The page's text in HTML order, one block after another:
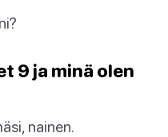
9 ja minä olen
nainen.